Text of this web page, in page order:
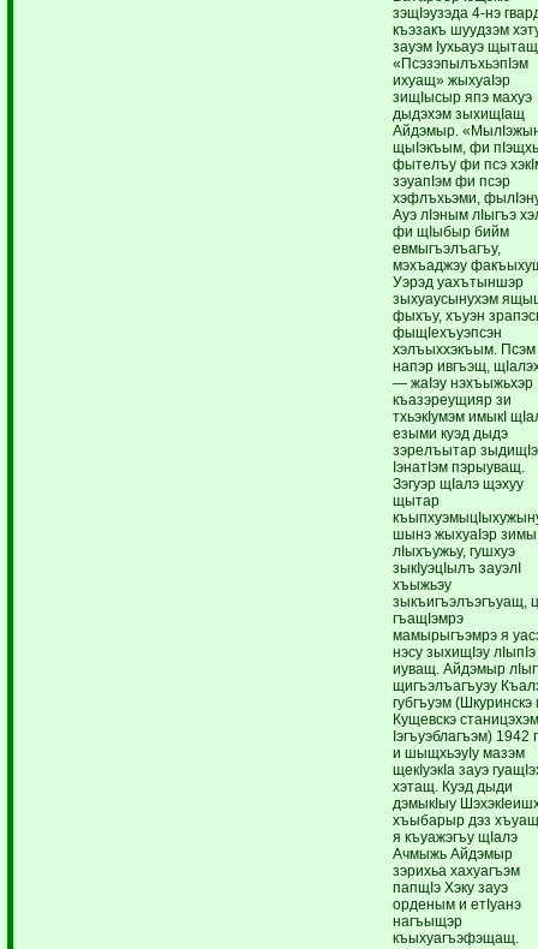
зэщIэузэда 4-нэ
къэзакъ шуудзэм
зауэм Iухьауэ
«ПсэзэпылъхьэпIэм
ихуащ» жыхуаIэр
зищIысыр япэ махуэ
дыдэхэм зыхищIащ
Айдэмыр.
щыIэкъым, фи
фытелъу фи псэ
зэуапIэм фи псэр
хэфлъхьэми,
Ауэ лIэным лIыгъэ
фи щIыбыр бийм
евмыгъэлъагъу,
мэхъаджэу
Уэрэд уахътыншэр
зыхуаусынухэм
фыхъу, хъуэн
фыщIехъуэпсэн
хэлъыххэкъым. Псэм
напэр ивгъэщ,
— жаIэу нэхъыжьхэр
къазэреущияр зи
тхьэкIумэм имыкI
езыми куэд дыдэ
зэрелъытар
IэнатIэм пэрыуващ.
Зэгуэр щIалэ щэхуу
щытар
шынэ жыхуаIэр
лIыхъужьу, гушхуэ
зыкIуэцIылъ зауэлI
хъыжьэу
зыкъигъэлъэгъуащ,
гъащIэмрэ
мамырыгъэмрэ я
нэсу зыхищIэу лIыпIэ
иуващ. Айдэмыр
щигъэлъагъуэу
губгъуэм (Шкуринскэ
Кущевскэ
Iэгъуэблагъэм) 1942
и шыщхьэуIу мазэм
щекIуэкIа зауэ
хэтащ. Куэд дыди
дэмыкIыу
хъыбарыр дэз
я къуажэгъу щIалэ
Ачмыжь Айдэмыр
зэрихьа хахуагъэм
папщIэ Хэку зауэ
орденым и етIуанэ
нагъыщэр
къыхуагъэфэщащ.